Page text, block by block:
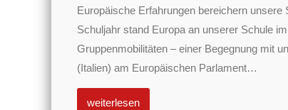
Europäische Erfahrungen bereichern
Schuljahr stand Europa an unserer Schule
Gruppenmobilitäten – einer Begegnung mit
(Italien) am Europäischen Parlament…
weiterlesen